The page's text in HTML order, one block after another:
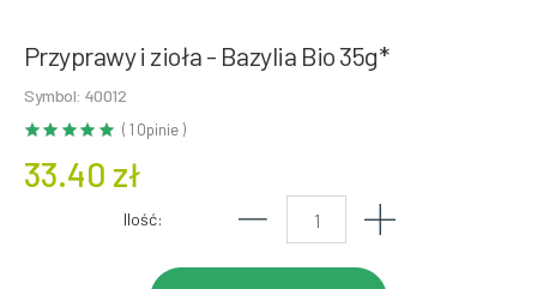
Przyprawy i zioła - Bazylia Bio 35g*
Symbol: 40012
( 1 Opinie )
33.40 zł
Ilość: